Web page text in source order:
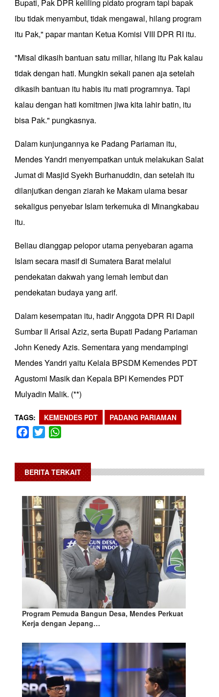
Bupati, Pak DPR keliling pidato program tapi bapak
ibu tidak menyambut, tidak mengawal, hilang program
itu Pak," papar mantan Ketua Komisi VIII DPR RI itu.
"Misal dikasih bantuan satu miliar, hilang itu Pak kalau
tidak dengan hati. Mungkin sekali panen aja setelah
dikasih bantuan itu habis itu mati programnya. Tapi
kalau dengan hati komitmen jiwa kita lahir batin, itu
bisa Pak." pungkasnya.
Dalam kunjungannya ke Padang Pariaman itu,
Mendes Yandri menyempatkan untuk melakukan Salat
Jumat di Masjid Syekh Burhanuddin, dan setelah itu
dilanjutkan dengan ziarah ke Makam ulama besar
sekaligus penyebar Islam terkemuka di Minangkabau
itu.
Beliau dianggap pelopor utama penyebaran agama
Islam secara masif di Sumatera Barat melalui
pendekatan dakwah yang lemah lembut dan
pendekatan budaya yang arif.
Dalam kesempatan itu, hadir Anggota DPR RI Dapil
Sumbar II Arisal Aziz, serta Bupati Padang Pariaman
John Kenedy Azis. Sementara yang mendampingi
Mendes Yandri yaitu Kelala BPSDM Kemendes PDT
Agustomi Masik dan Kepala BPI Kemendes PDT
Mulyadin Malik. (**)
TAGS KEMENDES PDT PADANG PARIAMAN
Facebook
Twitter
BERITA TERKAIT
Program Pemuda Bangun Desa, Mendes Perkuat
Kerja dengan Jepang…